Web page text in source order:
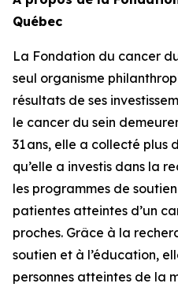
Québec
La Fondation du cancer
seul organisme
résultats de ses
le cancer du sein
31 ans, elle a collecté plus
qu’elle a investis dans la
les programmes de
patientes atteintes d’un
proches. Grâce à la
soutien et à l’éducation,
personnes atteintes de la